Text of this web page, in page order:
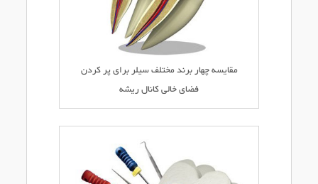
مقایسه چهار برند مختلف سیلر برای پر کردن
فضای خالی کانال ریشه